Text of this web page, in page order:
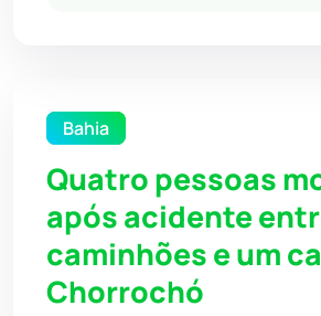
Bahia
Quatro pessoas
após acidente
caminhões e um
Chorrochó